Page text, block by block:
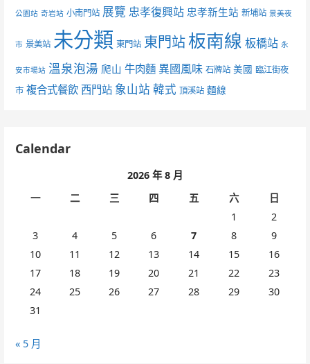
公園站 奇岩站 小南門站 展覽 忠孝復興站 忠孝新生站 新埔站 景美夜
市 景美站 未分類 東門站 東門站板南線 板橋站 永
安市場站 溫泉泡湯 爬山 牛肉麵 異國風味 石牌站 美國 臨江街夜
市 複合式餐飲 西門站 象山站 韓式 頂溪站 麵線
Calendar
2026 年 8 月
一
二 三 四 五 六
日
1
2
3
4 5 6 7 8
9
10
11 12 13 14 15
16
17
18 19 20 21 22
23
24
25 26 27 28 29
30
31
« 5 月